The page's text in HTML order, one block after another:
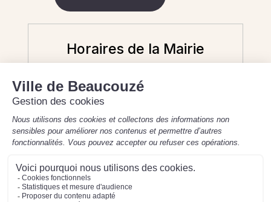
Horaires de la Mairie
Fermé - 9h-12h (état civil uniquement)